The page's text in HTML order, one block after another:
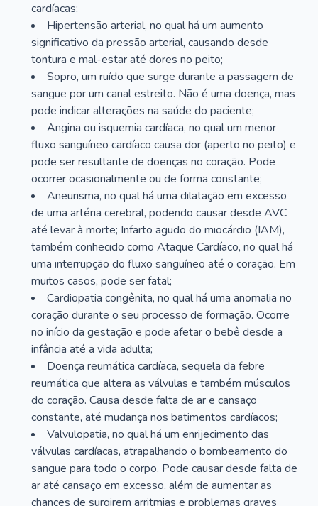
cardíacas;
Hipertensão arterial, no qual há um aumento
significativo da pressão arterial, causando desde
tontura e mal-estar até dores no peito;
Sopro, um ruído que surge durante a passagem de
sangue por um canal estreito. Não é uma doença, mas
pode indicar alterações na saúde do paciente;
Angina ou isquemia cardíaca, no qual um menor
fluxo sanguíneo cardíaco causa dor (aperto no peito) e
pode ser resultante de doenças no coração. Pode
ocorrer ocasionalmente ou de forma constante;
Aneurisma, no qual há uma dilatação em excesso
de uma artéria cerebral, podendo causar desde AVC
até levar à morte; Infarto agudo do miocárdio (IAM),
também conhecido como Ataque Cardíaco, no qual há
uma interrupção do fluxo sanguíneo até o coração. Em
muitos casos, pode ser fatal;
Cardiopatia congênita, no qual há uma anomalia no
coração durante o seu processo de formação. Ocorre
no início da gestação e pode afetar o bebê desde a
infância até a vida adulta;
Doença reumática cardíaca, sequela da febre
reumática que altera as válvulas e também músculos
do coração. Causa desde falta de ar e cansaço
constante, até mudança nos batimentos cardíacos;
Valvulopatia, no qual há um enrijecimento das
válvulas cardíacas, atrapalhando o bombeamento do
sangue para todo o corpo. Pode causar desde falta de
ar até cansaço em excesso, além de aumentar as
chances de surgirem arritmias e problemas graves